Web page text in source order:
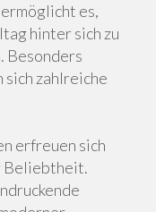
es,
hinter sich zu
Besonders
zahlreiche
erfreuen sich
Beliebtheit.